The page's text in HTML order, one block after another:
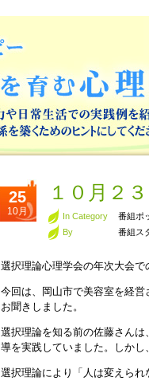
25
10月
１０月２
In Category
番組ポ
By
番組ス
選択理論心理学会の年次大会
今回は、岡山市で美容室を経
お聞きしました。
選択理論を知る前の佐藤さん
導を実践していました。しか
選択理論により「人は変えら